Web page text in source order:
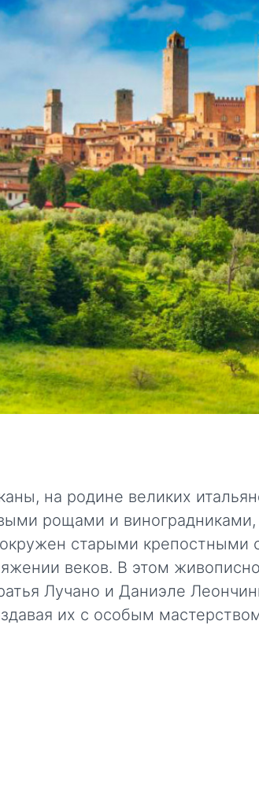
на родине великих
рощами и
старыми крепостными
веков. В этом
Лучано и Даниэле
их с особым